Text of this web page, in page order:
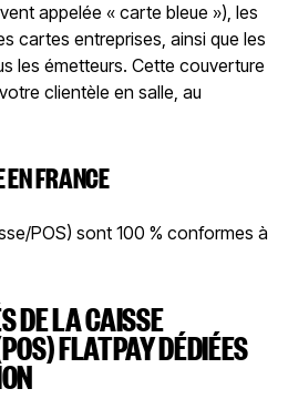
appelée « carte bleue »), les
cartes entreprises, ainsi que les
les émetteurs. Cette couverture
clientèle en salle, au
FRANCE
POS) sont 100 % conformes à
DE LA CAISSE
FLATPAY DÉDIÉES